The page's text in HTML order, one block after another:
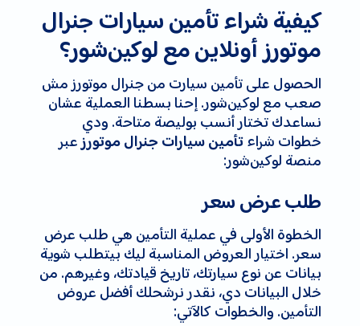
كيفية شراء تأمين سيارات جنرال
موتورز أونلاين مع لوکین‌شور؟
الحصول على تأمين سيارت من جنرال موتورز مش
صعب مع لوکین‌شور. إحنا بسطنا العملية عشان
نساعدك تختار أنسب بوليصة متاحة. ودي
خطوات شراءتأمين سيارات جنرال موتورزعبر
منصة لوکین‌شور:
طلب عرض سعر
الخطوة الأولى في عملية التأمين هي طلب عرض
سعر. اختيار العروض المناسبة ليك بيتطلب شوية
بيانات عن نوع سيارتك، تاريخ قيادتك، وغيرهم. من
خلال البيانات دي، نقدر نرشحلك أفضل عروض
التأمين. والخطوات كالآتي: